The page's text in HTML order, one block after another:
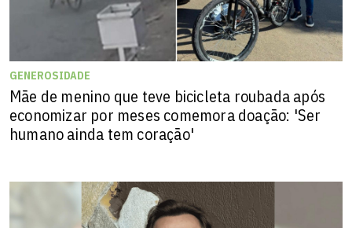
GENEROSIDADE
Mãe de menino que teve bicicleta roubada após
economizar por meses comemora doação: 'Ser
humano ainda tem coração'